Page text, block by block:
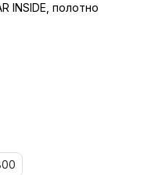
INSIDE, полотно